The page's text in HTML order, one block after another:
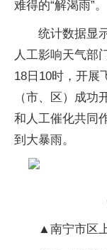
难得的“解渴雨”。
统计数据显
人工影响天气部
18日10时，开展
（市、区）成功
和人工催化共同
到大暴雨。
▲南宁市区